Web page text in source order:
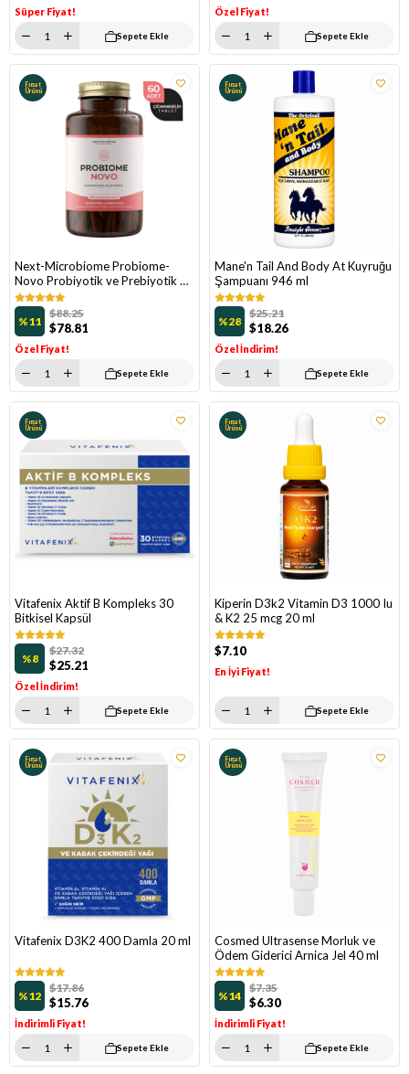
Süper Fiyat!
Sepete Ekle
Özel Fiyat!
Sepete Ekle
Next-Microbiome Probiome-
Novo Probiyotik ve Prebiyotik 60
Çiğnenebilir Tablet
%11 $78.81
$88.25
Özel Fiyat!
Fırsat
Ürünü
Sepete Ekle
Mane'n Tail And Body At Kuyruğu
Şampuanı 946 ml
%28 $18.26
$25.21
Özel İndirim!
Fırsat
Ürünü
Sepete Ekle
Vitafenix Aktif B Kompleks 30
Bitkisel Kapsül
%8 $25.21
$27.32
Özel İndirim!
Fırsat
Ürünü
Sepete Ekle
Kiperin D3k2 Vitamin D3 1000 Iu
& K2 25 mcg 20 ml
$7.10
En İyi Fiyat!
Fırsat
Ürünü
Sepete Ekle
Vitafenix D3K2 400 Damla 20 ml
%12 $15.76
$17.86
İndirimli Fiyat!
Fırsat
Ürünü
Sepete Ekle
Cosmed Ultrasense Morluk ve
Ödem Giderici Arnica Jel 40 ml
%14 $6.30
$7.35
İndirimli Fiyat!
Fırsat
Ürünü
Sepete Ekle